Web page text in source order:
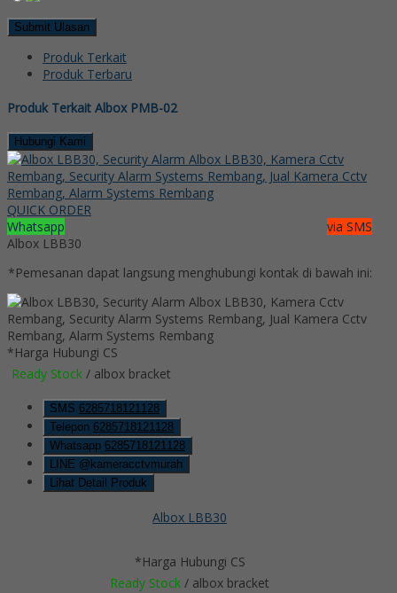
Produk Terkait
Produk Terbaru
Produk Terkait Albox PMB-02
Hubungi Kami
QUICK ORDER
Whatsapp
via SMS
Albox LBB30
*Pemesanan dapat langsung menghubungi kontak di bawah ini:
*Harga Hubungi CS
Ready Stock / albox bracket
SMS 6285718121128
Telepon 6285718121128
Whatsapp 6285718121128
LINE @kameracctvmurah
Lihat Detail Produk
Albox LBB30
*Harga Hubungi CS
Ready Stock / albox bracket